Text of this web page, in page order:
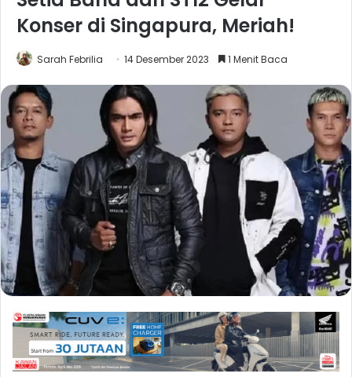
Konser di Singapura, Meriah!
Sarah Febrilia 14 Desember 2023 1 Menit Baca